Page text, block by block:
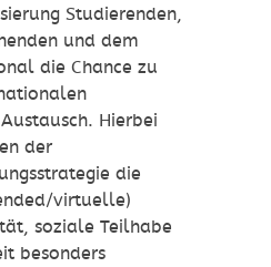
Studierenden,
und dem
die Chance zu
Hierbei
der
die
virtuelle)
soziale Teilhabe
besonders